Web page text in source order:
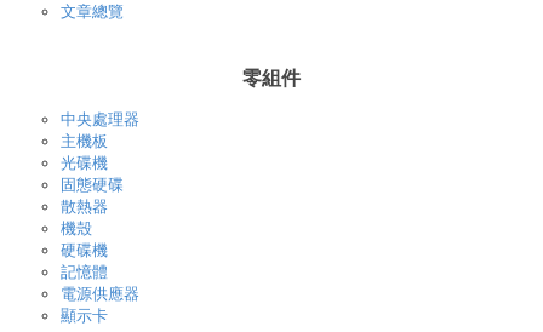
文章總覽
零組件
中央處理器
主機板
光碟機
固態硬碟
散熱器
機殼
硬碟機
記憶體
電源供應器
顯示卡